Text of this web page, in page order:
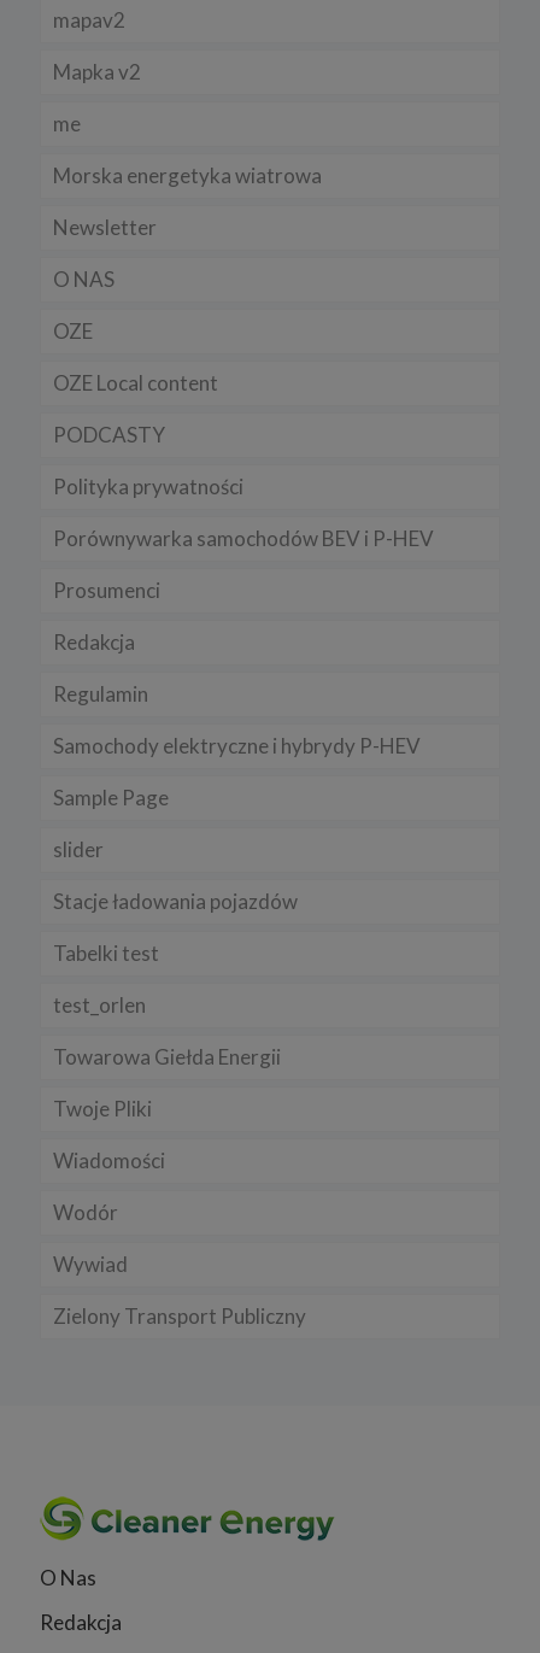
mapav2
Mapka v2
me
Morska energetyka wiatrowa
Newsletter
O NAS
OZE
OZE Local content
PODCASTY
Polityka prywatności
Porównywarka samochodów BEV i P-HEV
Prosumenci
Redakcja
Regulamin
Samochody elektryczne i hybrydy P-HEV
Sample Page
slider
Stacje ładowania pojazdów
Tabelki test
test_orlen
Towarowa Giełda Energii
Twoje Pliki
Wiadomości
Wodór
Wywiad
Zielony Transport Publiczny
O Nas
Redakcja
zamieszczenie w serwisie jej nowej wersji.
Regulamin serwisu